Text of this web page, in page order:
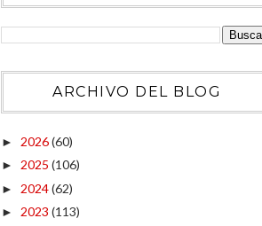
ARCHIVO DEL BLOG
► 2026(60)
► 2025 (106)
► 2024(62)
► 2023 (113)